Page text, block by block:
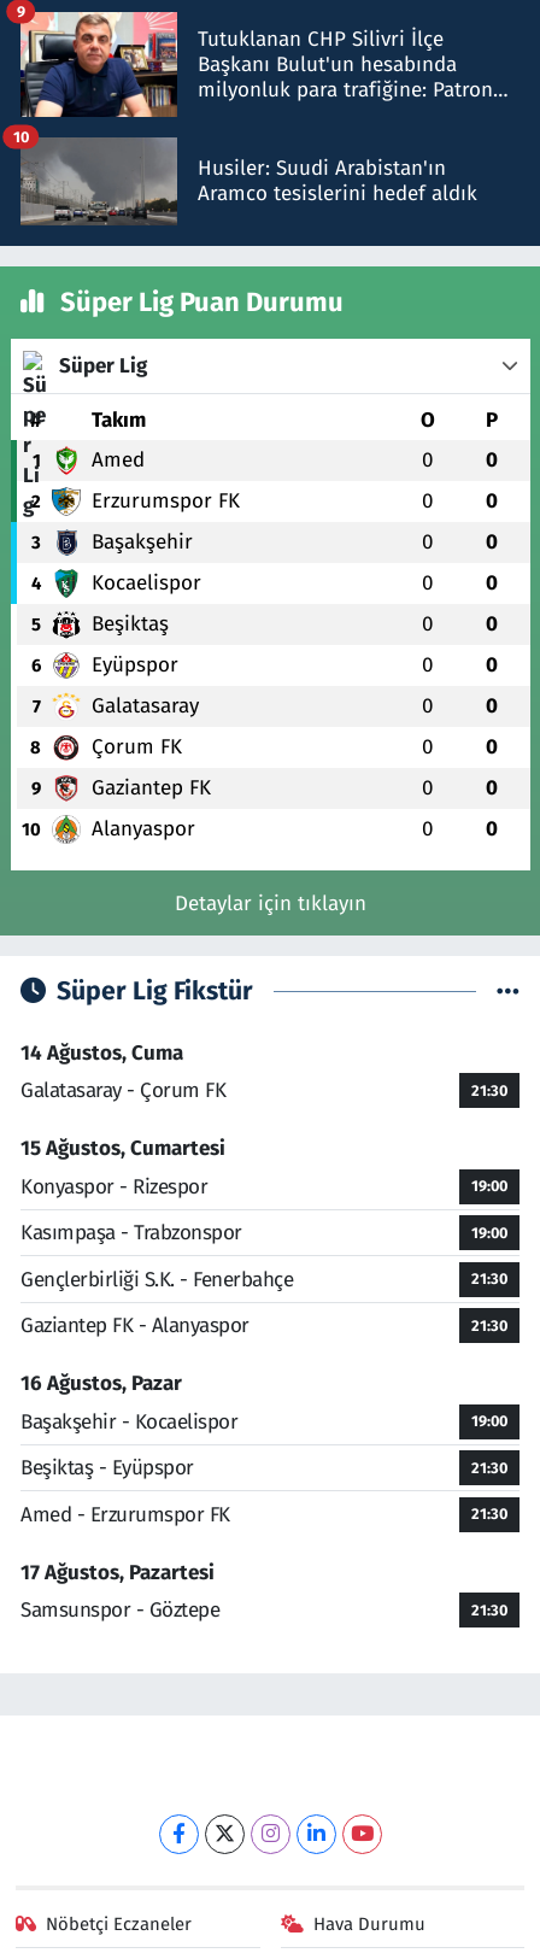
Tutuklanan CHP Silivri İlçe
Başkanı Bulut'un hesabında
milyonluk para trafiğine: Patron
9
Husiler: Suudi Arabistan'ın
Aramco tesislerini hedef aldık
10
Süper Lig Puan Durumu
Süper Lig
# Takım O P
1 Amed 0 0
2 Erzurumspor FK 0 0
3 Başakşehir 0 0
4 Kocaelispor 0 0
5 Beşiktaş 0 0
6 Eyüpspor 0 0
7 Galatasaray 0 0
8 Çorum FK 0 0
9 Gaziantep FK 0 0
10 Alanyaspor 0 0
Detaylar için tıklayın
Süper Lig Fikstür
14 Ağustos, Cuma
Galatasaray - Çorum FK
21:30
15 Ağustos, Cumartesi
Konyaspor - Rizespor
19:00
Kasımpaşa - Trabzonspor 19:00
Gençlerbirliği S.K. - Fenerbahçe 21:30
Gaziantep FK - Alanyaspor 21:30
16 Ağustos, Pazar
Başakşehir - Kocaelispor
19:00
Beşiktaş - Eyüpspor 21:30
Amed - Erzurumspor FK 21:30
17 Ağustos, Pazartesi
Samsunspor - Göztepe
21:30
Nöbetçi Eczaneler Hava Durumu